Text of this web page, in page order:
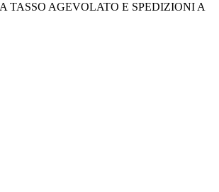
AGEVOLATO E SPEDIZIONI A